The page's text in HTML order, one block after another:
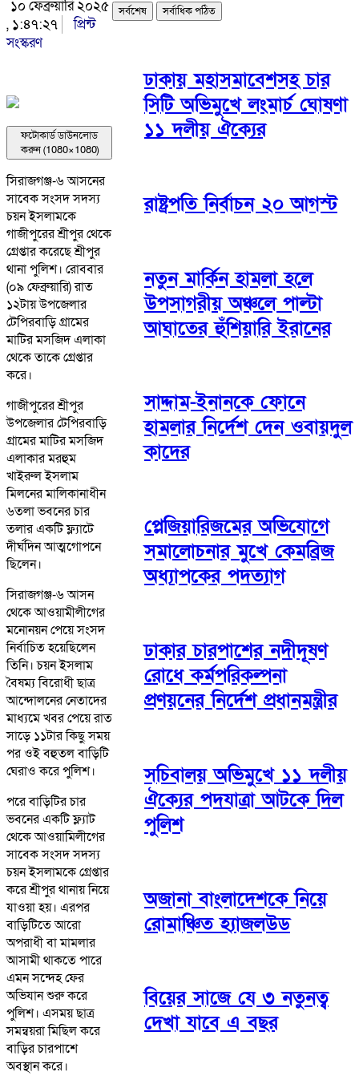
১০ ফেব্রুয়ারি ২০২৫
, ১:৪৭:২৭
প্রিন্ট
সংস্করণ
ফটোকার্ড ডাউনলোড
করুন (1080×1080)
সিরাজগঞ্জ-৬ আসনের
সাবেক সংসদ সদস্য
চয়ন ইসলামকে
গাজীপুরের শ্রীপুর থেকে
গ্রেপ্তার করেছে শ্রীপুর
থানা পুলিশ। রোববার
(০৯ ফেব্রুয়ারি) রাত
১২টায় উপজেলার
টেপিরবাড়ি গ্রামের
মাটির মসজিদ এলাকা
থেকে তাকে গ্রেপ্তার
করে।
গাজীপুরের শ্রীপুর
উপজেলার টেপিরবাড়ি
গ্রামের মাটির মসজিদ
এলাকার মরহুম
খাইরুল ইসলাম
মিলনের মালিকানাধীন
৬তলা ভবনের চার
তলার একটি ফ্ল্যাটে
দীর্ঘদিন আত্মগোপনে
ছিলেন।
সিরাজগঞ্জ-৬ আসন
থেকে আওয়ামীলীগের
মনোনয়ন পেয়ে সংসদ
নির্বাচিত হয়েছিলেন
তিনি। চয়ন ইসলাম
বৈষম্য বিরোধী ছাত্র
আন্দোলনের নেতাদের
মাধ্যমে খবর পেয়ে রাত
সাড়ে ১১টার কিছু সময়
পর ওই বহুতল বাড়িটি
ঘেরাও করে পুলিশ।
পরে বাড়িটির চার
ভবনের একটি ফ্ল্যাট
থেকে আওয়ামিলীগের
সাবেক সংসদ সদস্য
চয়ন ইসলামকে গ্রেপ্তার
করে শ্রীপুর থানায় নিয়ে
যাওয়া হয়। এরপর
বাড়িটিতে আরো
অপরাধী বা মামলার
আসামী থাকতে পারে
এমন সন্দেহ ফের
অভিযান শুরু করে
পুলিশ। এসময় ছাত্র
সমন্বয়রা মিছিল করে
বাড়ির চারপাশে
অবস্থান করে।
সর্বশেষ সর্বাধিক পঠিত
ঢাকায় মহাসমাবেশসহ চার
সিটি অভিমুখে লংমার্চ ঘোষণা
১১ দলীয় ঐক্যের
রাষ্ট্রপতি নির্বাচন ২০ আগস্ট
নতুন মার্কিন হামলা হলে
উপসাগরীয় অঞ্চলে পাল্টা
আঘাতের হুঁশিয়ারি ইরানের
সাদ্দাম-ইনানকে ফোনে
হামলার নির্দেশ দেন ওবায়দুল
কাদের
প্লেজিয়ারিজমের অভিযোগে
সমালোচনার মুখে কেমব্রিজ
অধ্যাপকের পদত্যাগ
ঢাকার চারপাশের নদীদূষণ
রোধে কর্মপরিকল্পনা
প্রণয়নের নির্দেশ প্রধানমন্ত্রীর
সচিবালয় অভিমুখে ১১ দলীয়
ঐক্যের পদযাত্রা আটকে দিল
পুলিশ
অজানা বাংলাদেশকে নিয়ে
রোমাঞ্চিত হ্যাজলউড
বিয়ের সাজে যে ৩ নতুনত্ব
দেখা যাবে এ বছর